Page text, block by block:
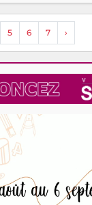
5 6 7 ›